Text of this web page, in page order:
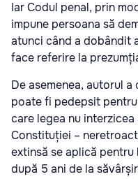
Iar Codul penal, prin
impune persoana să
atunci când a dobândit
face referire la
De asemenea, autorul
poate fi pedepsit
care legea nu
Constituției –
extinsă se aplică pentru
după 5 ani de la